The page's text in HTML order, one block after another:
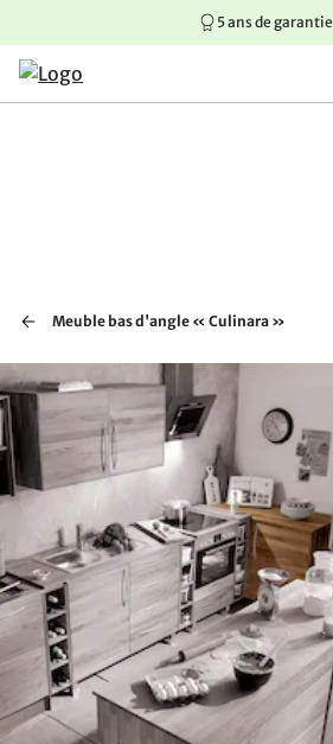
Aller au contenu principal
Aller à la navigation principale
Aller au pied de page
5 ans de garantie
Meuble bas d'angle « Culinara »